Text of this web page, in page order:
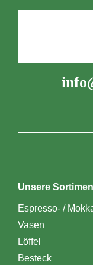
Unsere
Espresso- /
Vasen
Löffel
Besteck